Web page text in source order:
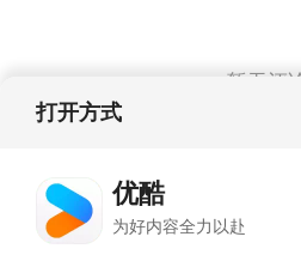
暂无评
打开方式
优酷
为好内容全力以赴